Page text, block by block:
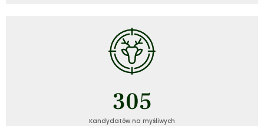
Kandydatów na myśliwych
306